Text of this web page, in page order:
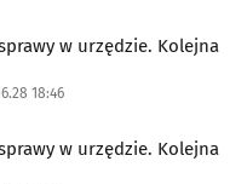
w urzędzie. Kolejna
18:46
w urzędzie. Kolejna